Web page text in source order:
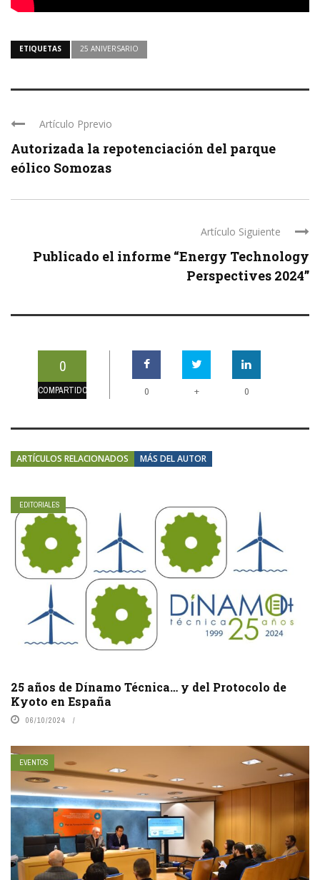
ETIQUETAS 25 ANIVERSARIO
Artículo Pprevio
Autorizada la repotenciación del parque
eólico Somozas
Artículo Siguiente
Publicado el informe “Energy Technology
Perspectives 2024”
0
COMPARTIDOS 0 + 0
ARTÍCULOS RELACIONADOS MÁS DEL AUTOR
EDITORIALES
25 años de Dínamo Técnica… y del Protocolo de
Kyoto en España
06/10/2024
EVENTOS